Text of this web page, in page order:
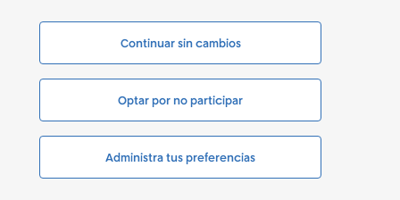
Continuar sin cambios
Optar por no participar
Administra tus preferencias